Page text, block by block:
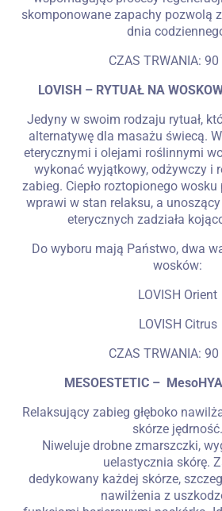
skomponowane zapachy pozwolą
dnia
CZAS TRWANIA:
LOVISH – RYTUAŁ NA
Jedyny w swoim rodzaju rytuał,
alternatywę dla masażu świecą.
eterycznymi i olejami roślinnymi
wykonać wyjątkowy, odżywczy i
zabieg. Ciepło roztopionego
wprawi w stan relaksu, a
eterycznych zadziała
Do wyboru mają Państwo, dwa
wosków:
LOVISH Orient
LOVISH Citrus
CZAS TRWANIA:
MESOESTETIC –
Relaksujący zabieg głęboko
skórze jędrność.
Niweluje drobne zmarszczki,
uelastycznia skórę.
dedykowany każdej skórze,
nawilżenia z
Zameldować się
Wymeldować się
Dorośli
1
Dzieci
0
SZUKAJ